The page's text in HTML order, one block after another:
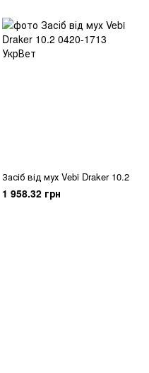
Засіб від мух Vebi Draker 10.2
1 958.32 грн